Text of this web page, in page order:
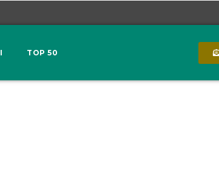
TOP 50